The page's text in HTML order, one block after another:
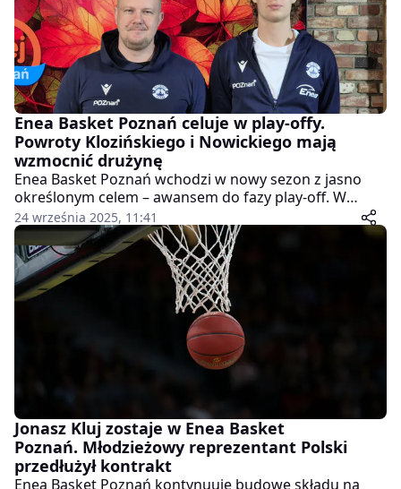
Enea Basket Poznań celuje w play-offy.
Powroty Klozińskiego i Nowickiego mają
wzmocnić drużynę
Enea Basket Poznań wchodzi w nowy sezon z jasno
określonym celem – awansem do fazy play-off. W
klubie zaszły zmiany, które mają w tym pomóc. Do
drużyny wrócił trener Marcin Kloziński, a szeregi
zespołu wzmocnił wychowanek poznańskiej
koszykówki, Jan Nowicki. Obaj podkreślają, że powrót
do stolicy Wielkopolski to nie tylko sentyment, ale
przede wszystkim wyzwanie sportowe.
24 września 2025, 11:41
Jonasz Kluj zostaje w Enea Basket
Poznań. Młodzieżowy reprezentant Polski
przedłużył kontrakt
Enea Basket Poznań kontynuuje budowę składu na